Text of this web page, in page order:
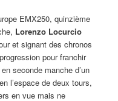
EMX250, quinzième
Lorenzo Locurcio
et signant des chronos
pour franchir
seconde manche d’un
l’espace de deux tours,
en vue mais ne